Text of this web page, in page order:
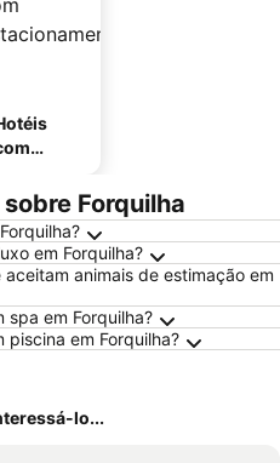
Forquilha
em Forquilha?
animais de estimação em
spa em Forquilha?
piscina em Forquilha?
lo...